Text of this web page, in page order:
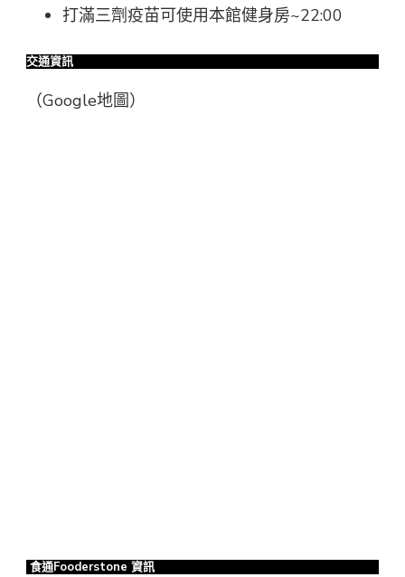
打滿三劑疫苗可使用本館健身房~22:00
交通資訊
（Google地圖）
食通Fooderstone 資訊